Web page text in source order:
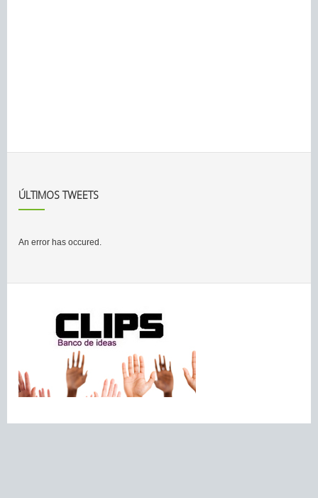
ÚLTIMOS TWEETS
An error has occured.